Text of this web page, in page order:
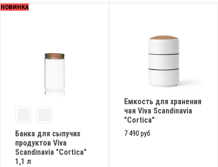
НОВИНКА
Банка для сыпучих
продуктов Viva
Scandinavia "Cortica"
1,1 л
Емкость для хранения
чая Viva Scandinavia
"Cortica"
7 490 руб